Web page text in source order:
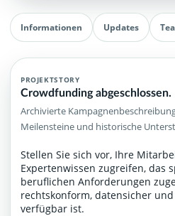
Informationen Updates
PROJEKTSTORY
Crowdfunding abgeschlossen.
Archivierte
Meilensteine und historische
Stellen Sie sich vor, Ihre
Expertenwissen zugreifen, das
beruflichen Anforderungen
rechtskonform, datensicher
verfügbar ist.